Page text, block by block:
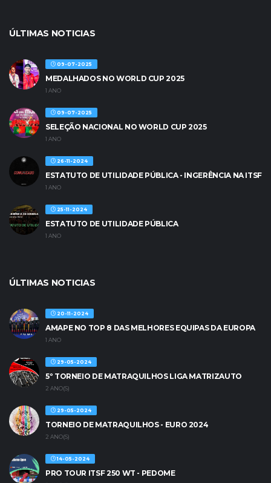
ÚLTIMAS NOTICIAS
09-07-2025
MEDALHADOS NO WORLD CUP 2025
1 ANO
09-07-2025
SELEÇÃO NACIONAL NO WORLD CUP 2025
1 ANO
26-11-2024
ESTATUTO DE UTILIDADE PÚBLICA - INGERÊNCIA NA ITSF
1 ANO
25-11-2024
ESTATUTO DE UTILIDADE PÚBLICA
1 ANO
ÚLTIMAS NOTICIAS
20-11-2024
AMAPE NO TOP 8 DAS MELHORES EQUIPAS DA EUROPA
1 ANO
29-05-2024
5º TORNEIO DE MATRAQUILHOS LIGA MATRIZAUTO
2 ANO(S)
29-05-2024
TORNEIO DE MATRAQUILHOS - EURO 2024
2 ANO(S)
14-05-2024
PRO TOUR ITSF 250 WT - PEDOME